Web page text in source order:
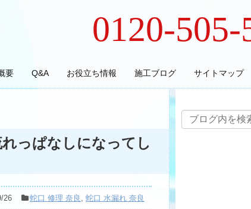
0120-505-
要 Q&A お役立ち情報 施工ブログ サイトマップ
っぱなしになってし
26 蛇口 修理 奈良 , 蛇口 水漏れ 奈良